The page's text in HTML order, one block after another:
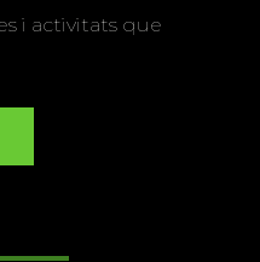
i activitats que